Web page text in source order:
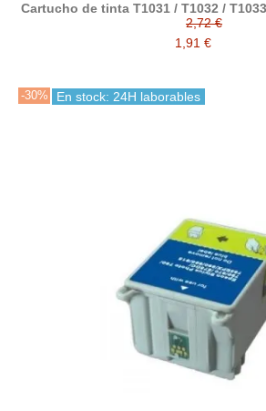
Cartucho de tinta T1031 / T1032 /
con Epson
2,72 €
1,91 €
-30% En stock: 24H laborables